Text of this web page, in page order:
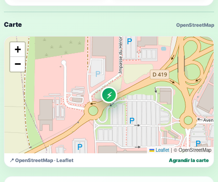
Carte OpenStreetMap
⚡
+
−
Leaflet | © OpenStreetMap
📍 OpenStreetMap · Leaflet Agrandir la carte